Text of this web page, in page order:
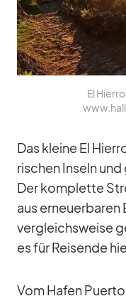
El
Das kleine El
ri­schen In­seln
Der kom­plette
aus
ver­gleichs­weise
es für Rei­sende
Vom Ha­fen